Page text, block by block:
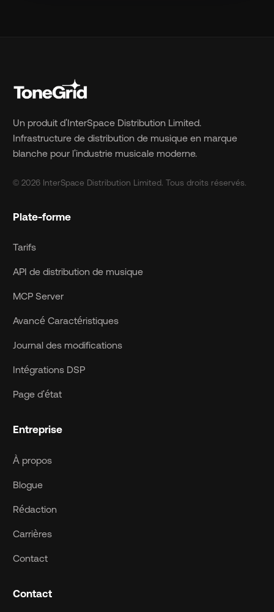
Un produit d'InterSpace Distribution Limited.
Infrastructure de distribution de musique en marque
blanche pour l'industrie musicale moderne.
© 2026 InterSpace Distribution Limited. Tous droits réservés.
Plate-forme
Tarifs
API de distribution de musique
MCP Server
Avancé Caractéristiques
Journal des modifications
Intégrations DSP
Page d'état
Entreprise
À propos
Blogue
Rédaction
Carrières
Contact
Contact